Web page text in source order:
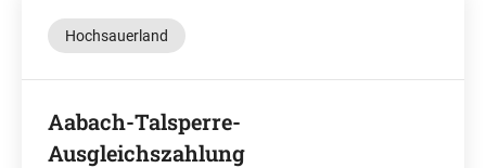
Hochsauerland
Aabach-Talsperre-
Ausgleichszahlung